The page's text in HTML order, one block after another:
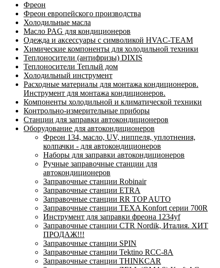
Фреон
Фреон европейского производства
Холодильные масла
Масло PAG для кондиционеров
Одежда и аксессуары с символикой HVAC-TEAM
Химические компоненты для холодильной техники
Теплоносители (антифризы) DIXIS
Теплоносители Теплый дом
Холодильный инструмент
Расходные материалы для монтажа кондиционеров.
Инструмент для монтажа кондиционеров.
Компоненты холодильной и климатической техники
Контрольно-измерительные приборы
Станции для заправки автокондиционеров
Оборудование для автокондиционеров
Фреон 134, масло, UV, ниппеля, уплотнения,
колпачки - для автокондиционеров
Наборы для заправки автокондиционеров
Ручные заправочные станции для
автокондиционеров
Заправочные станции Robinair
Заправочные станции ETRA
Заправочные станции RR TOP AUTO
Заправочные станции TEXA Konfort серии 700R
Инструмент для заправки фреона 1234yf
Заправочные станции CTR Nordik, Италия. ХИТ
ПРОДАЖ!!!
Заправочные станции SPIN
Заправочные станции Tektino RCC-8A
Заправочные станции THINKCAR